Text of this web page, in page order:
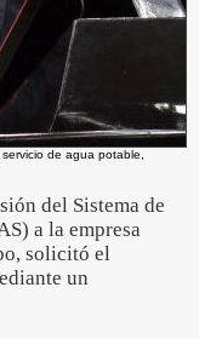
de agua potable,
del Sistema de
a la empresa
solicitó el
un